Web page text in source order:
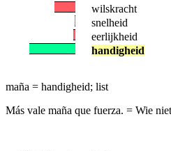
wilskracht
snelheid
eerlijkheid
handigheid
maña = handigheid; list
Más vale maña que fuerza. = Wie